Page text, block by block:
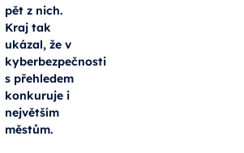
pět z nich.
Kraj tak
ukázal, že v
kyberbezpečnosti
s přehledem
konkuruje i
největším
městům.